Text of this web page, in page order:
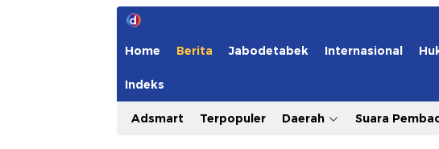
Home Berita Jabodetabek Internasional
Indeks
Adsmart Terpopuler Daerah Suara